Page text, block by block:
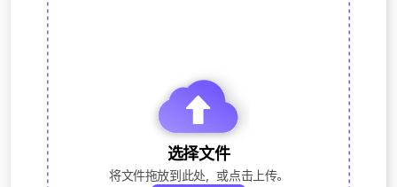
选择文件
将文件拖放到此处，或点击上传。